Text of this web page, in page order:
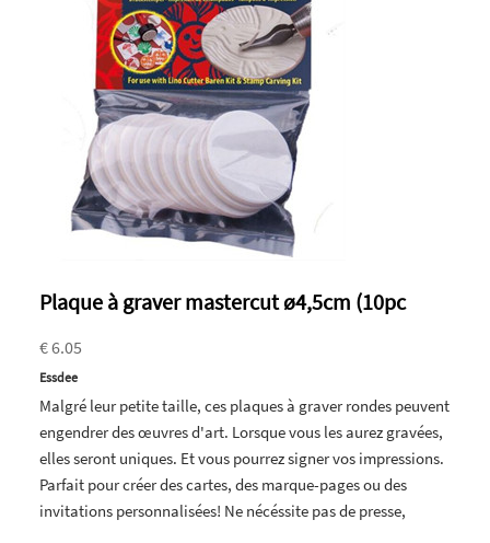
Plaque à graver mastercut ø4,5cm (10pc
€ 6.05
Essdee
Malgré leur petite taille, ces plaques à graver rondes peuvent
engendrer des œuvres d'art. Lorsque vous les aurez gravées,
elles seront uniques. Et vous pourrez signer vos impressions.
Parfait pour créer des cartes, des marque-pages ou des
invitations personnalisées! Ne nécéssite pas de presse,